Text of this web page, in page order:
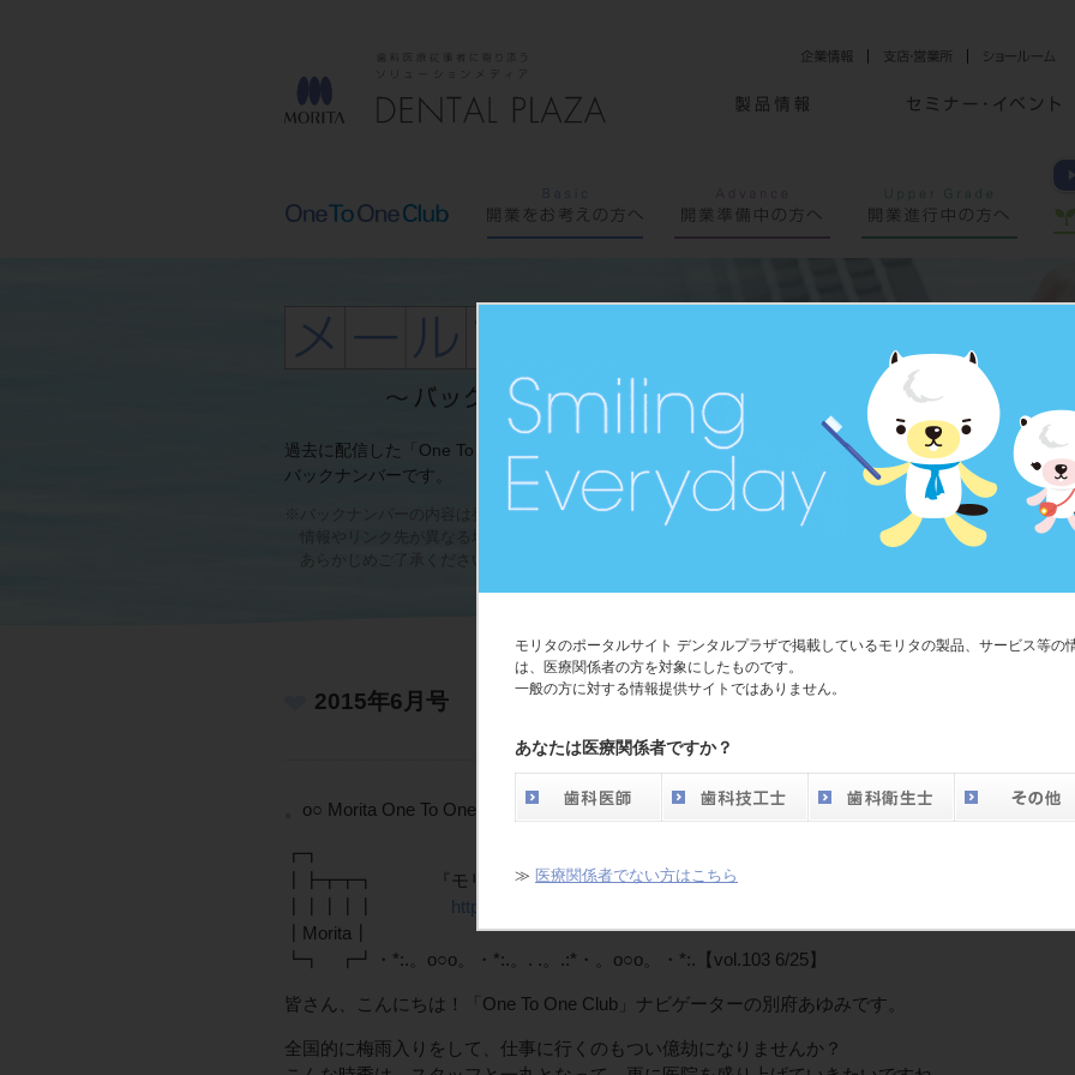
モリタのポータルサイト デンタルプラザで掲載しているモリタの製品、サービス等の
は、医療関係者の方を対象にしたものです。
一般の方に対する情報提供サイトではありません。
あなたは医療関係者ですか？
≫ 医療関係者でない方はこちら
過去に配信した「One To One Club メール」の
バックナンバーです。
※バックナンバーの内容は発行時のものであり、
あらかじめご了承ください。
2015年6月号
。o○ Morita One To One Club NEWS ○o。○o。・*:.。. .。.:*・。o○o。
┏┓
┃┣┳┳┓ 『モリタ One To One Club』 メールマガジン
https://121.dental-plaza.com/#1
┃Morita┃
┗┓ ┏┛・*:.。o○o。・*:.。. .。.:*・。o○o。・*:.【vol.103 6/25】
皆さん、こんにちは！「One To One Club」ナビゲーターの別府あゆみです。
全国的に梅雨入りをして、仕事に行くのもつい億劫になりませんか？